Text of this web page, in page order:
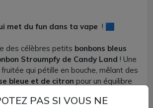
met du fun dans ta vape ! 🟦
des célèbres petits bonbons bleus
Stroumpfy de Candy Land ! Une
qui pétille en bouche, mêlant des
bleue et de citron pour un équilibre
et peps. Chaque bouffée est un
une explosion de fun et de couleur
PAS SI VOUS NE